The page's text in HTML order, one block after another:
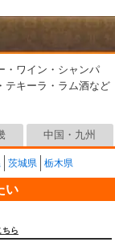
・ワイン・シャンパ
テキーラ・ラム酒など
中国・九州
茨城県 栃木県
い
ちら